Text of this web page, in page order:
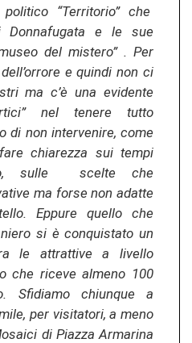
“Territorio” che
e le sue
del mistero” . Per
e quindi non ci
ma c’è una evidente
nel tenere tutto
di non intervenire, come
chiarezza sui tempi
sulle scelte che
ma forse non adatte
Eppure quello che
si è conquistato un
le attrattive a livello
che riceve almeno 100
Sfidiamo chiunque a
per visitatori, a meno
di Piazza Armarina